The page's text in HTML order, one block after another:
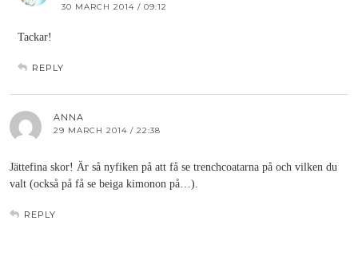
30 MARCH 2014 / 09:12
Tackar!
REPLY
ANNA
29 MARCH 2014 / 22:38
Jättefina skor! Är så nyfiken på att få se trenchcoatarna på och vilken du
valt (också på få se beiga kimonon på…).
REPLY